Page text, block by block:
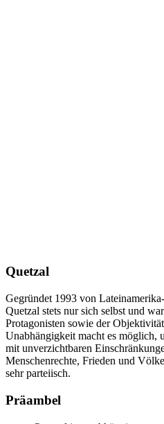
Quetzal
Gegründet 1993 von
Quetzal stets nur sich selbst und
Protagonisten sowie der
Unabhängigkeit macht es möglich,
mit unverzichtbaren
Menschenrechte, Frieden und
sehr parteiisch.
Präambel